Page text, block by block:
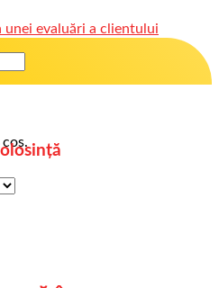
unei evaluări a clientului